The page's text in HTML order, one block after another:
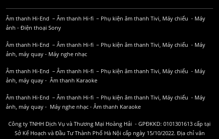
Âm thanh Hi-End – Âm thanh Hi-fi – Phụ kiện âm thanh Tivi, Máy chiếu - Máy
ảnh - Điện thoại Sony
Âm thanh Hi-End – Âm thanh Hi-fi – Phụ kiện âm thanh Tivi, Máy chiếu - Máy
ảnh, máy quay - Máy nghe nhạc
Âm thanh Hi-End – Âm thanh Hi-fi – Phụ kiện âm thanh Tivi, Máy chiếu - Máy
ảnh, máy quay - Âm thanh Karaoke
Âm thanh Hi-End – Âm thanh Hi-fi – Phụ kiện âm thanh Tivi, Máy chiếu - Máy
ảnh, máy quay - Máy nghe nhạc - Âm thanh Karaoke
Công ty TNHH Dịch Vụ và Thương Mại Hoàng Hải - GPĐKKD: 0101301613 cấp tại
Sở Kế Hoạch và Đầu Tư Thành Phố Hà Nội cấp ngày 15/10/2022. Địa chỉ văn